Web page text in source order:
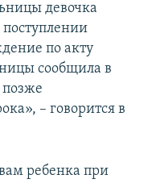
девочка
по акту
сообщила в
позже
– говорится в
ребенка при